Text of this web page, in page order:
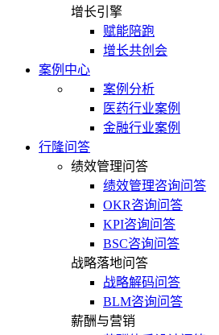
增长引擎
赋能陪跑
增长共创会
案例中心
案例分析
医药行业案例
金融行业案例
行隆问答
绩效管理问答
绩效管理咨询问答
OKR咨询问答
KPI咨询问答
BSC咨询问答
战略落地问答
战略解码问答
BLM咨询问答
薪酬与营销